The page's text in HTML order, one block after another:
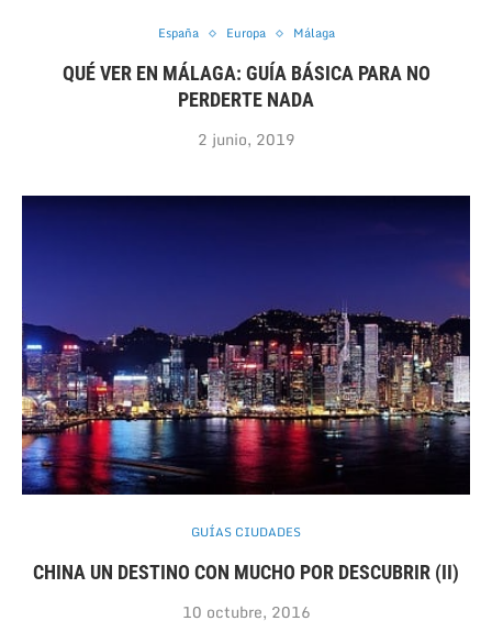
España Europa Málaga
QUÉ VER EN MÁLAGA: GUÍA BÁSICA PARA NO
PERDERTE NADA
2 junio, 2019
GUÍAS CIUDADES
CHINA UN DESTINO CON MUCHO POR DESCUBRIR (II)
10 octubre, 2016